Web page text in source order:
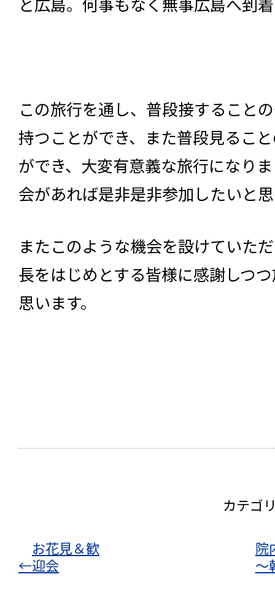
この旅行を通し、普段接すること
持つことができ、また普段見るこ
ができ、大変有意義な旅行になり
会があれば是非是非参加したいと
またこのような機会を設けていた
長をはじめとする皆様に感謝しつ
思います。
カテゴ
←
お花見＆歓
迎会
院
～